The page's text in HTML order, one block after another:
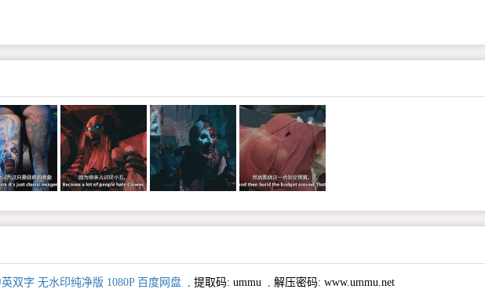
双字 无水印纯净版 1080P 百度网盘 提取码:ummu 解压密码: www.ummu.net